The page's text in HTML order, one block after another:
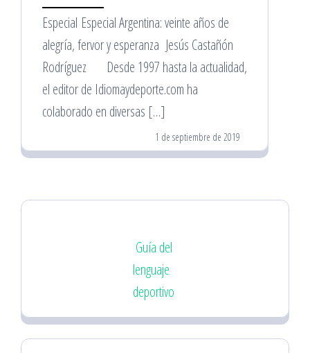
Especial Especial Argentina: veinte años de
alegría, fervor y esperanza Jesús Castañón
Rodríguez Desde 1997 hasta la actualidad,
el editor de Idiomaydeporte.com ha
colaborado en diversas […]
1 de septiembre de 2019
Guía del
lenguaje
deportivo